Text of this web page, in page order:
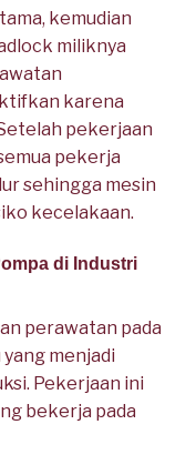
kemudian
miliknya
karena
pekerjaan
pekerja
sehingga mesin
kecelakaan.
di Industri
perawatan pada
menjadi
Pekerjaan ini
bekerja pada